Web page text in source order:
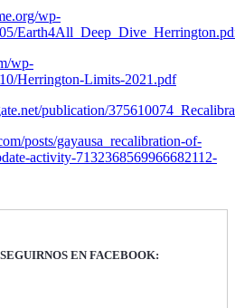
wp-
wp-
Herrington-Limits-2021.pdf
publication/
posts/gayausa_recalibration-of-
activity-7132368569966682112-
EN FACEBOOK: